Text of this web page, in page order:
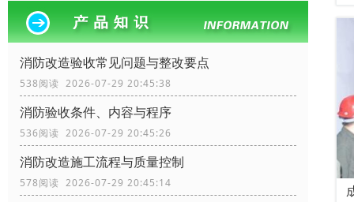
消防改造验收常见问题与整改要点
538阅读 2026-07-29 20:45:38
消防验收条件、内容与程序
536阅读 2026-07-29 20:45:26
消防改造施工流程与质量控制
578阅读 2026-07-29 20:45:14